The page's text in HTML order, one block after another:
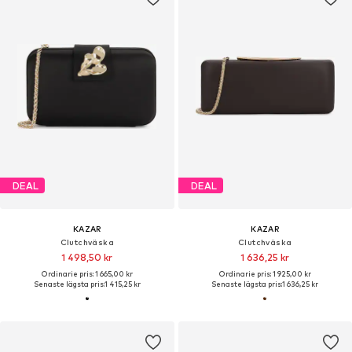
DEAL
KAZAR
Clutchväska
1 498,50 kr
Ordinarie pris: 1 665,00 kr
Senaste lägsta pris:1 415,25 kr
DEAL
KAZAR
Clutchväska
1 636,25 kr
Ordinarie pris: 1 925,00 kr
Senaste lägsta pris:1 636,25 kr